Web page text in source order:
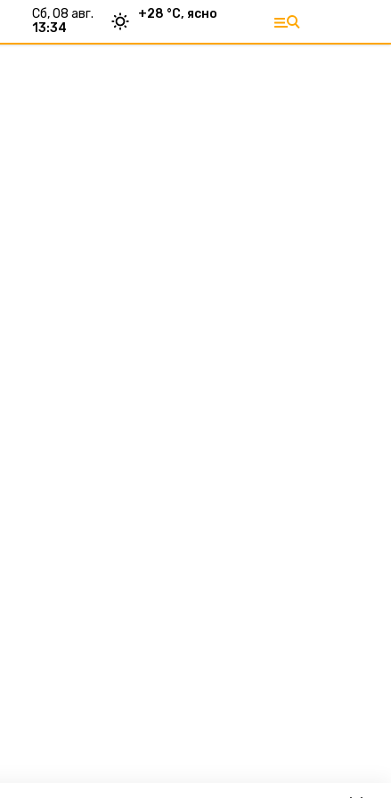
сб, 08 авг.
13:34
+28 °С, ясно